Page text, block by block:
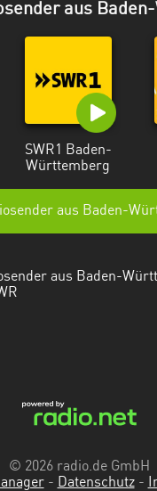
aus
SWR1 Baden-
Württemberg
aus Baden-
aus Baden-
© 2026 radio.de GmbH
- Datenschutz-